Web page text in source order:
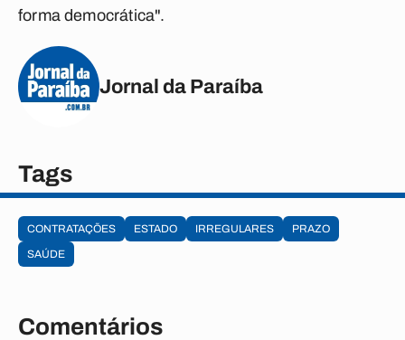
forma democrática".
Jornal da Paraíba
Tags
CONTRATAÇÕES ESTADO IRREGULARES
PRAZO
SAÚDE
Comentários